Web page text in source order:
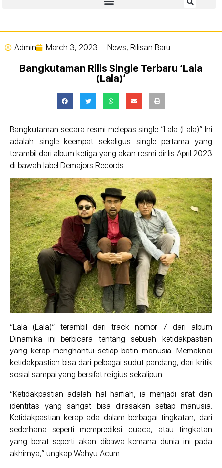
Admin March 3, 2023 News, Rilisan Baru
Bangkutaman Rilis Single Terbaru ‘Lala
(Lala)’
Bangkutaman secara resmi melepas single “Lala (Lala)”. Ini
adalah single keempat sekaligus single pertama yang
terambil dari album ketiga yang akan resmi dirilis April 2023
di bawah label Demajors Records.
“Lala (Lala)” terambil dari track nomor 7 dari album
Dinamika ini berbicara tentang sebuah ketidakpastian
yang kerap menghantui setiap batin manusia. Memaknai
ketidakpastian bisa dari pelbagai sudut pandang, dari kritik
sosial sampai yang bersifat religius sekalipun.
“Ketidakpastian adalah hal harfiah, ia menjadi sifat dan
identitas yang sangat bisa dirasakan setiap manusia.
Ketidakpastian kerap ada dalam berbagai tingkatan, dari
sederhana seperti memprediksi cuaca, atau tingkatan
yang berat seperti akan dibawa kemana dunia ini pada
akhirnya,” ungkap Wahyu Acum.